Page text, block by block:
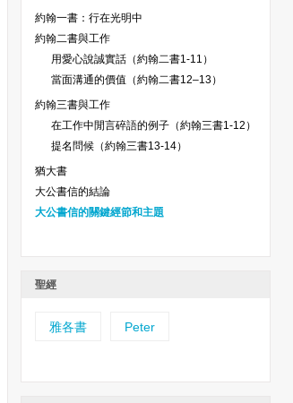
約翰一書：行在光明中
約翰二書與工作
用愛心說誠實話（約翰二書1-11）
當面溝通的價值（約翰二書12–13）
約翰三書與工作
在工作中閒言碎語的例子（約翰三書1-12）
提名問候（約翰三書13-14）
猶大書
大公書信的結論
大公書信的關鍵經節和主題
聖經
雅各書 Peter